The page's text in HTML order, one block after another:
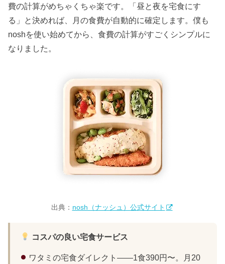
費の計算がめちゃくちゃ楽です。「昼と夜を宅食にす
る」と決めれば、月の食費が自動的に確定します。僕も
noshを使い始めてから、食費の計算がすごくシンプルに
なりました。
出典： nosh（ナッシュ）公式サイト
コスパの良い宅食サービス
ワタミの宅食ダイレクト——1食390円〜。月20